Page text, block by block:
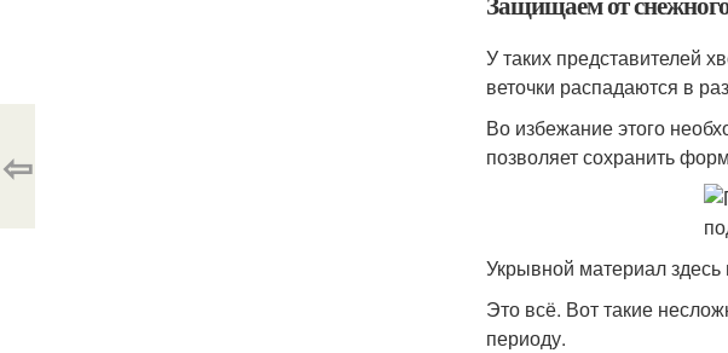
У таких представителей
веточки распадаются в
Во избежание этого
позволяет сохранить
Укрывной материал
Это всё. Вот такие
периоду.
⇦